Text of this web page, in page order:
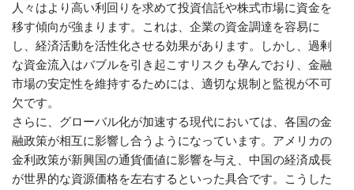
人々はより高い利回りを求めて投資信託や株式市場に資金を
移す傾向が強まります。これは、企業の資金調達を容易に
し、経済活動を活性化させる効果があります。しかし、過剰
な資金流入はバブルを引き起こすリスクも孕んでおり、金融
市場の安定性を維持するためには、適切な規制と監視が不可
欠です。
さらに、グローバル化が加速する現代においては、各国の金
融政策が相互に影響し合うようになっています。アメリカの
金利政策が新興国の通貨価値に影響を与え、中国の経済成長
が世界的な資源価格を左右するといった具合です。こうした